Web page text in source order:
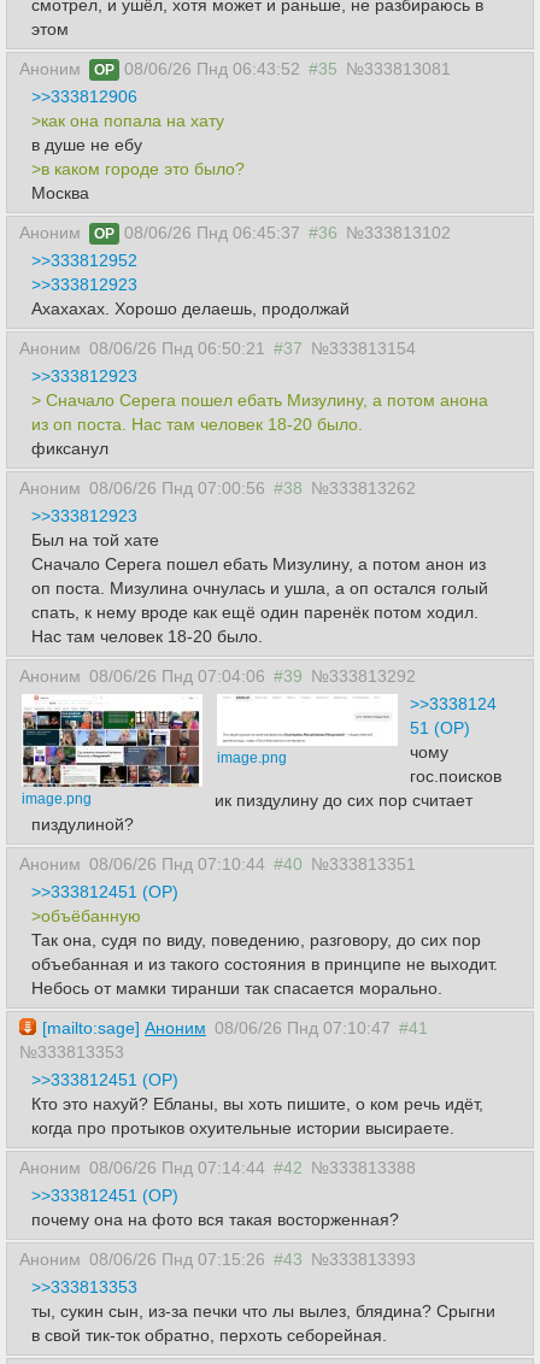
смотрел, и ушёл, хотя может и раньше, не разбираюсь в
этом
Аноним OP 08/06/26 Пнд 06:43:52 #35 №333813081
>>333812906
>как она попала на хату
в душе не ебу
>в каком городе это было?
Москва
Аноним OP 08/06/26 Пнд 06:45:37 #36 №333813102
>>333812952
>>333812923
Ахахахах. Хорошо делаешь, продолжай
Аноним 08/06/26 Пнд 06:50:21 #37 №333813154
>>333812923
> Сначало Серега пошел ебать Мизулину, а потом анона
из оп поста. Нас там человек 18-20 было.
фиксанул
Аноним 08/06/26 Пнд 07:00:56 #38 №333813262
>>333812923
Был на той хате
Сначало Серега пошел ебать Мизулину, а потом анон из
оп поста. Мизулина очнулась и ушла, а оп остался голый
спать, к нему вроде как ещё один паренёк потом ходил.
Нас там человек 18-20 было.
Аноним 08/06/26 Пнд 07:04:06 #39 №333813292
image.png
image.png
>>3338124
51 (OP)
чому
гос.поисков
ик пиздулину до сих пор считает
пиздулиной?
Аноним 08/06/26 Пнд 07:10:44 #40 №333813351
>>333812451 (OP)
>объёбанную
Так она, судя по виду, поведению, разговору, до сих пор
объебанная и из такого состояния в принципе не выходит.
Небось от мамки тиранши так спасается морально.
[mailto:sage] Аноним 08/06/26 Пнд 07:10:47 #41
№333813353
>>333812451 (OP)
Кто это нахуй? Ебланы, вы хоть пишите, о ком речь идёт,
когда про протыков охуительные истории высираете.
Аноним 08/06/26 Пнд 07:14:44 #42 №333813388
>>333812451 (OP)
почему она на фото вся такая восторженная?
Аноним 08/06/26 Пнд 07:15:26 #43 №333813393
>>333813353
ты, сукин сын, из-за печки что лы вылез, блядина? Срыгни
в свой тик-ток обратно, перхоть себорейная.